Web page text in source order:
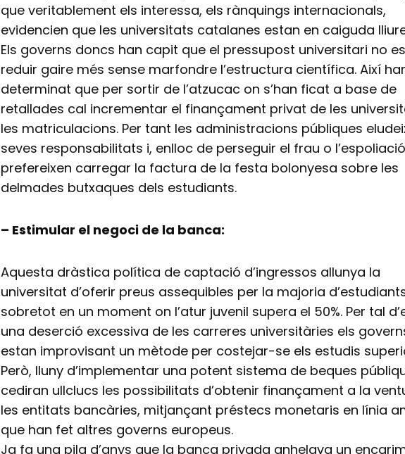
que veritablement els interessa, els rànquings internacionals,
evidencien que les universitats catalanes estan en caiguda
Els governs doncs han capit que el pressupost universitari no
reduir gaire més sense marfondre l’estructura científica. Així
determinat que per sortir de l’atzucac on s’han ficat a base de
retallades cal incrementar el finançament privat de les
les matriculacions. Per tant les administracions públiques
seves responsabilitats i, enlloc de perseguir el frau o
prefereixen carregar la factura de la festa bolonyesa sobre les
delmades butxaques dels estudiants.
– Estimular el negoci de la banca:
Aquesta dràstica política de captació d’ingressos allunya la
universitat d’oferir preus assequibles per la majoria
sobretot en un moment on l’atur juvenil supera el 50%. Per tal
una deserció excessiva de les carreres universitàries els
estan improvisant un mètode per costejar-se els estudis
Però, lluny d’implementar una potent sistema de beques
cediran ullclucs les possibilitats d’obtenir finançament a la
les entitats bancàries, mitjançant préstecs monetaris en línia
que han fet altres governs europeus.
Ja fa una pila d’anys que la banca privada anhelava un